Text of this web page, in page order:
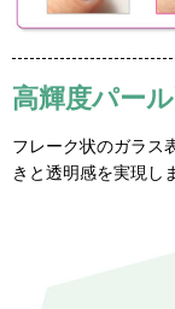
高輝度パー
フレーク状のガラス
きと透明感を実現し